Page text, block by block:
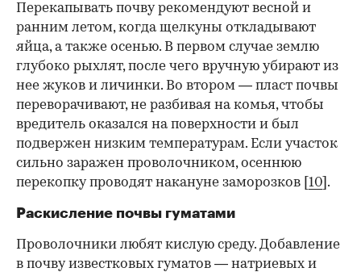
Перекапывать почву рекомендуют весной и
ранним летом, когда щелкуны откладывают
яйца, а также осенью. В первом случае землю
глубоко рыхлят, после чего вручную убирают из
нее жуков и личинки. Во втором — пласт почвы
переворачивают, не разбивая на комья, чтобы
вредитель оказался на поверхности и был
подвержен низким температурам. Если участок
сильно заражен проволочником, осеннюю
перекопку проводят накануне заморозков [ 10 ].
Раскисление почвы гуматами
Проволочники любят кислую среду. Добавление
в почву известковых гуматов — натриевых и